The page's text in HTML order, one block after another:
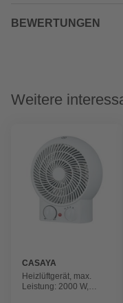
BEWERTUNGEN
Weitere
CASAYA
Heizlüftgerät, max.
Leistung: 2000 W,